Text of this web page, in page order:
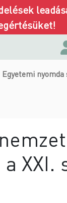
Egyetemi
XXI.